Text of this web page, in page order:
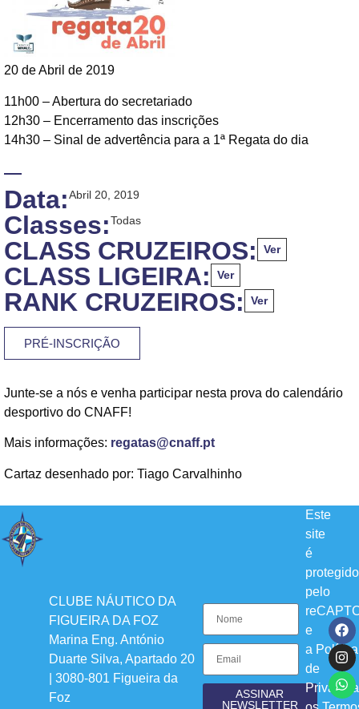
20 de Abril de 2019
11h00 – Abertura do secretariado
12h30 – Encerramento das inscrições
14h30 – Sinal de advertência para a 1ª Regata do dia
Data:Abril 20, 2019
Classes:Todas
CLASS CRUZEIROS: Ver
CLASS LIGEIRA: Ver
RANK CRUZEIROS: Ver
PRÉ-INSCRIÇÃO
Junte-se a nós e venha participar nesta prova do calendário
desportivo do CNAFF!
Mais informações: regatas@cnaff.pt
Cartaz desenhado por: Tiago Carvalhinho
CLUBE NÁUTICO DA
FIGUEIRA DA FOZ
Marina Eng. António
Duarte Silva, Apartado 20
| 3080-801 Figueira da
Foz
ASSINAR
NEWSLETTER
Este
site
é
protegido
pelo
e
a Política
de